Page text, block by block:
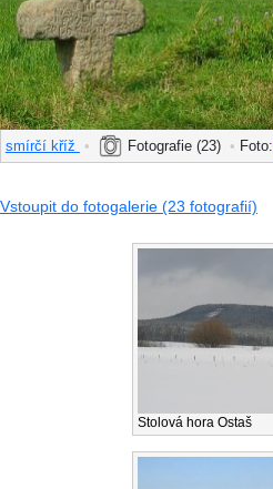
smírčí kříž • Fotografie (23) • Foto:
Vstoupit do fotogalerie (23 fotografií)
Stolová hora Ostaš